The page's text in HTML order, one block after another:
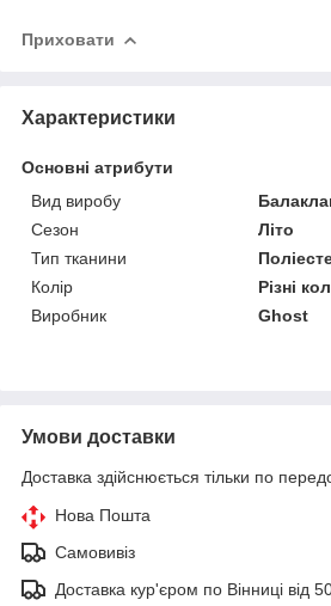
Приховати
Характеристики
Основні атрибути
Вид виробу
Сезон
Літо
Тип тканини
Колір
Різні
Виробник
Ghost
Умови доставки
Доставка здійснюється тільки по
Нова Пошта
Самовивіз
Доставка кур'єром по Вінниці від